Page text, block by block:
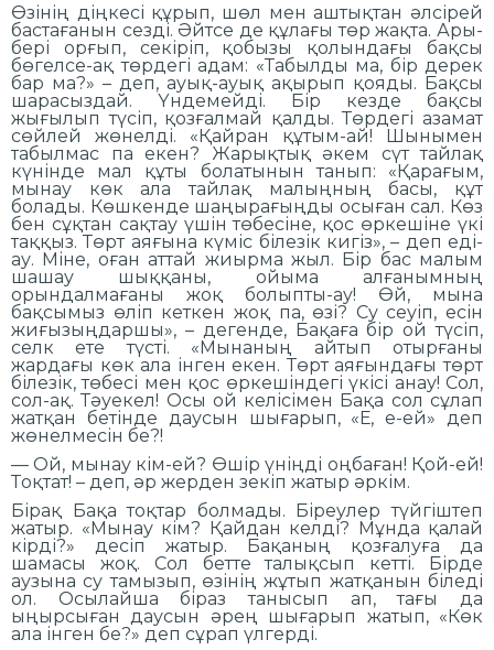
Өзінің діңкесі құрып, шөл мен аштықтан әлсірей
бастағанын сезді. Әйтсе де құлағы төр жақта. Ары-
бері орғып, секіріп, қобызы қолындағы бақсы
бөгелсе-ақ төрдегі адам: «Табылды ма, бір дерек
бар ма?» – деп, ауық-ауық ақырып қояды. Бақсы
шарасыздай. Үндемейді. Бір кезде бақсы
жығылып түсіп, қозғалмай қалды. Төрдегі азамат
сөйлей жөнелді. «Қайран құтым-ай! Шынымен
табылмас па екен? Жарықтық әкем сүт тайлақ
күнінде мал құты болатынын танып: «Қарағым,
мынау көк ала тайлақ малыңның басы, құт
болады. Көшкенде шаңырағыңды осыған сал. Көз
бен сұқтан сақтау үшін төбесіне, қос өркешіне үкі
таққыз. Төрт аяғына күміс білезік кигіз», – деп еді-
ау. Міне, оған аттай жиырма жыл. Бір бас малым
шашау шыққаны, ойыма алғанымның
орындалмағаны жоқ болыпты-ау! Өй, мына
бақсымыз өліп кеткен жоқ па, өзі? Су сеуіп, есін
жиғызыңдаршы», – дегенде, Бақаға бір ой түсіп,
селк ете түсті. «Мынаның айтып отырғаны
жардағы көк ала інген екен. Төрт аяғындағы төрт
білезік, төбесі мен қос өркешіндегі үкісі анау! Сол,
сол-ақ. Тәуекел! Осы ой келісімен Бақа сол сұлап
жатқан бетінде даусын шығарып, «Е, е-ей» деп
жөнелмесін бе?!
— Ой, мынау кім-ей? Өшір үніңді оңбаған! Қой-ей!
Тоқтат! – деп, әр жерден зекіп жатыр әркім.
Бірақ Бақа тоқтар болмады. Біреулер түйгіштеп
жатыр. «Мынау кім? Қайдан келді? Мұнда қалай
кірді?» десіп жатыр. Бақаның қозғалуға да
шамасы жоқ. Сол бетте талықсып кетті. Бірде
аузына су тамызып, өзінің жұтып жатқанын біледі
ол. Осылайша біраз танысып ап, тағы да
ыңырсыған даусын әрең шығарып жатып, «Көк
ала інген бе?» деп сұрап үлгерді.